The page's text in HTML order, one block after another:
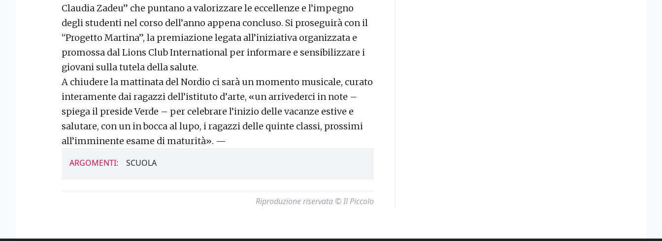
Claudia Zadeu” che puntano a valorizzare le eccellenze e l’impegno
degli studenti nel corso dell’anno appena concluso. Si proseguirà con il
“Progetto Martina”, la premiazione legata all’iniziativa organizzata e
promossa dal Lions Club International per informare e sensibilizzare i
giovani sulla tutela della salute.
A chiudere la mattinata del Nordio ci sarà un momento musicale, curato
interamente dai ragazzi dell’istituto d’arte, «un arrivederci in note –
spiega il preside Verde – per celebrare l’inizio delle vacanze estive e
salutare, con un in bocca al lupo, i ragazzi delle quinte classi, prossimi
all’imminente esame di maturità». —
ARGOMENTI: SCUOLA
Riproduzione riservata © Il Piccolo